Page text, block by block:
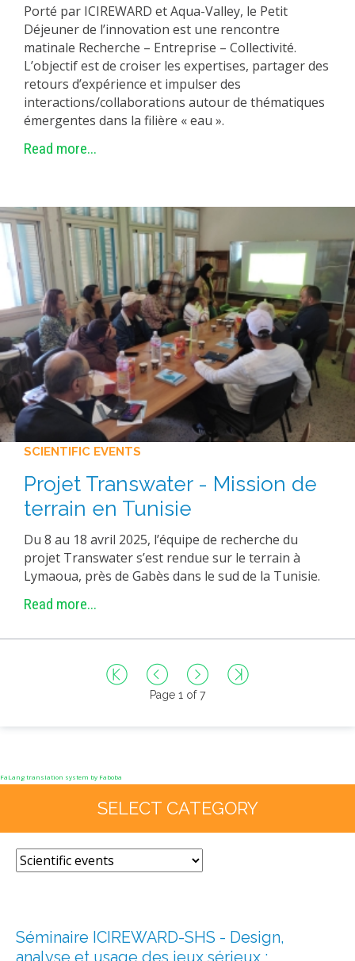
Porté par ICIREWARD et Aqua-Valley, le Petit
Déjeuner de l’innovation est une rencontre
matinale Recherche – Entreprise – Collectivité.
L’objectif est de croiser les expertises, partager des
retours d’expérience et impulser des
interactions/collaborations autour de thématiques
émergentes dans la filière « eau ».
Read more...
SCIENTIFIC EVENTS
Projet Transwater - Mission de
terrain en Tunisie
Du 8 au 18 avril 2025, l’équipe de recherche du
projet Transwater s’est rendue sur le terrain à
Lymaoua, près de Gabès dans le sud de la Tunisie.
Read more...
Page 1 of 7
FaLang translation system by Faboba
SELECT CATEGORY
Séminaire ICIREWARD-SHS - Design,
analyse et usage des jeux sérieux :